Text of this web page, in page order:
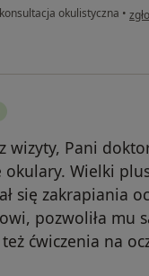
konsultacja okulistyczna • w
wizyty, Pani
Wielki
się zakrapiania
pozwoliła mu
ćwiczenia na